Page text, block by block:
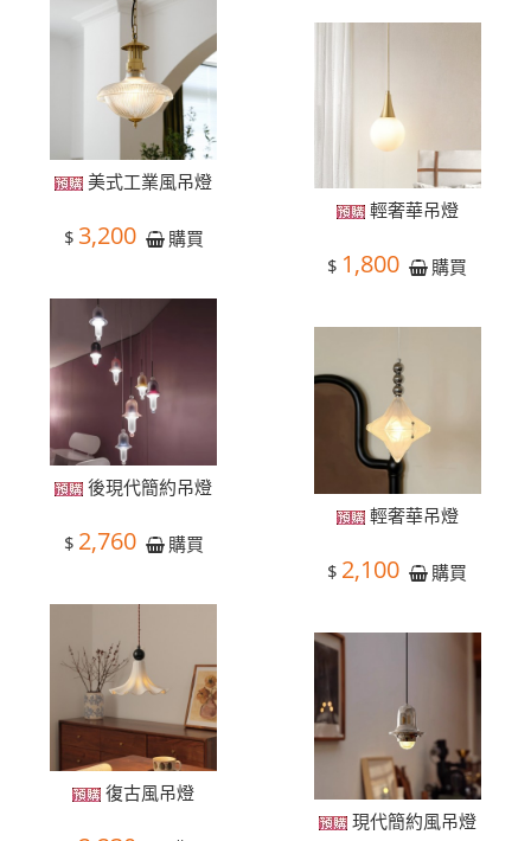
美式工業風吊燈
$ 3,200 購買
輕奢華吊燈
$ 1,800 購買
後現代簡約吊燈
$ 2,760 購買
輕奢華吊燈
$ 2,100 購買
復古風吊燈
現代簡約風吊燈